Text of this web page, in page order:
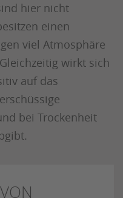
hier nicht
einen
viel Atmosphäre
wirkt sich
auf das
bei Trockenheit